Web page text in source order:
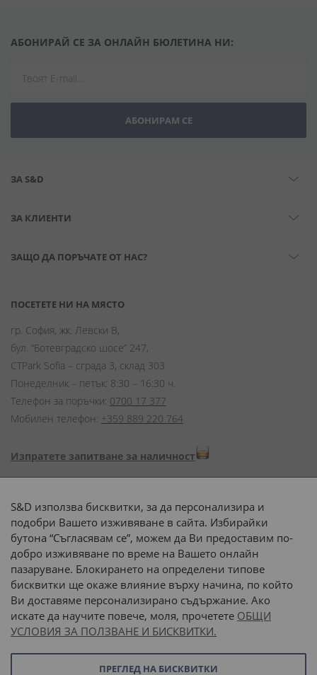
АБОНИРАЙ СЕ ЗА ОНЛАЙН БЮЛЕТИНА НИ:
АБОНИРАМ СЕ
ЗА S&D
ЗА КЛИЕНТИ
ЗАЩО ДА ПОРЪЧАТЕ ОТ НАС?
ПОСЕТЕТЕ НИ НА МЯСТО
гр. София, жк. Левски В,
бул. “Ботевградско шосе” 247,
CTPark Sofia – сграда 3, склад 303
Понеделник – петък: 8:30 – 16:30 ч.
Телефон за поръчки: 0700 17 377
Мобилен телефон: +359 889 220 764
Изпратете запитване за наличност
Начини на плащане:
Доставка до адрес с:
или
наш транспорт
S&D използва бисквитки, за да персонализира и
подобри Вашето изживяване в сайта. Избирайки
бутона “Съгласявам се”, можем да Ви предоставим по-
добро изживяване по време на Вашето онлайн
пазаруване. Блокирането на определени типове
бисквитки ще окаже влияние върху начина, по който
Ви доставяме персонализирано съдържание. Ако
искате да научите повече, моля, прочетете ОБЩИ
УСЛОВИЯ ЗА ПОЛЗВАНЕ И БИСКВИТКИ.
ПРЕГЛЕД НА БИСКВИТКИ